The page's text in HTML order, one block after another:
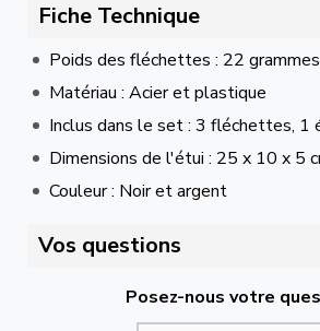
Fiche Technique
Poids des fléchettes : 22 grammes
Matériau : Acier et plastique
Inclus dans le set : 3 fléchettes, 1
Dimensions de l'étui : 25 x 10 x 5
Couleur : Noir et argent
Vos questions
Posez-nous votre